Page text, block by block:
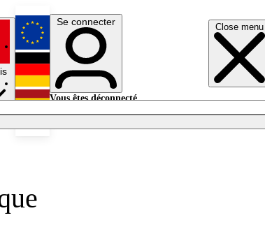
Close menu
English
Deutsch
Se connecter
Vous êtes déconnecté.